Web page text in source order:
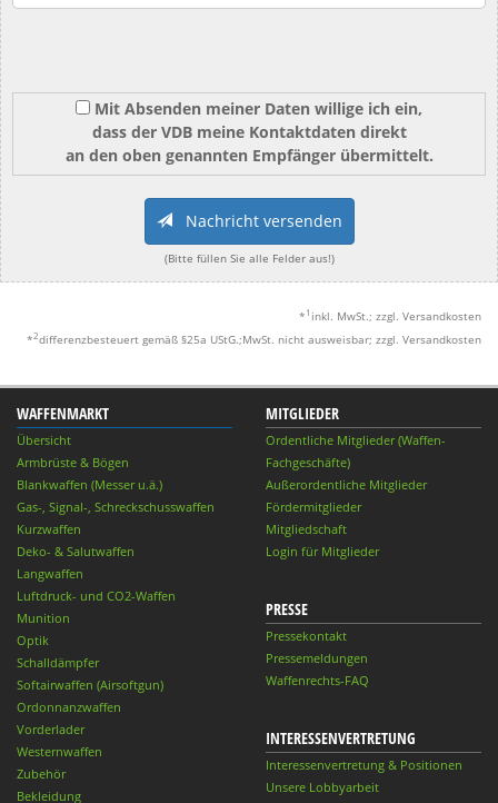
Mit Absenden meiner Daten willige ich ein,
dass der VDB meine Kontaktdaten direkt
an den oben genannten Empfänger übermittelt.
Nachricht versenden
(Bitte füllen Sie alle Felder aus!)
* 1 inkl. MwSt.; zzgl. Versandkosten
*2differenzbesteuert gemäß §25a UStG.;MwSt. nicht ausweisbar; zzgl. Versandkosten
WAFFENMARKT
Übersicht
Armbrüste & Bögen
Blankwaffen (Messer u.ä.)
Gas-, Signal-, Schreckschusswaffen
Kurzwaffen
Deko- & Salutwaffen
Langwaffen
Luftdruck- und CO2-Waffen
Munition
Optik
Schalldämpfer
Softairwaffen (Airsoftgun)
Ordonnanzwaffen
Vorderlader
Westernwaffen
Zubehör
Bekleidung
MITGLIEDER
Ordentliche Mitglieder (Waffen-
Fachgeschäfte)
Außerordentliche Mitglieder
Fördermitglieder
Mitgliedschaft
Login für Mitglieder
PRESSE
Pressekontakt
Pressemeldungen
Waffenrechts-FAQ
INTERESSENVERTRETUNG
Interessenvertretung & Positionen
Unsere Lobbyarbeit